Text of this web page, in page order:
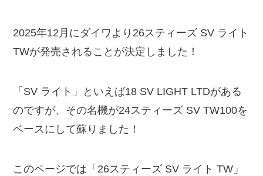
2025年12月にダイワより26スティーズ SV ライト
TWが発売されることが決定しました！
「SV ライト」といえば18 SV LIGHT LTDがある
のですが、その名機が24スティーズ SV TW100を
ベースにして蘇りました！
このページでは「26スティーズ SV ライト TW」